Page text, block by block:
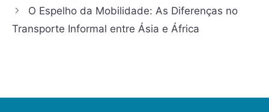
O Espelho da Mobilidade: As Diferenças no
Transporte Informal entre Ásia e África